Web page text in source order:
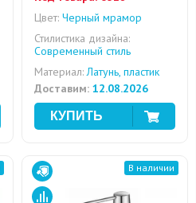
Цвет: Черный мрамор
Стилистика дизайна:
Современный стиль
Материал:Латунь, пластик
Доставим: 12.08.2026
В наличии